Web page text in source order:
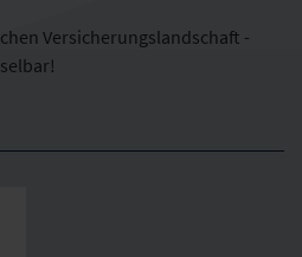
Versicherungslandschaft -